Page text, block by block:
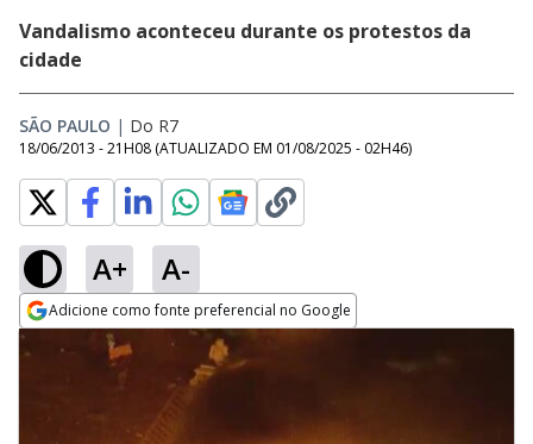
Vandalismo aconteceu durante os protestos da
cidade
SÃO PAULO | Do R7
18/06/2013 - 21H08 (ATUALIZADO EM 01/08/2025 - 02H46)
A+ A-
Adicione como fonte preferencial no Google
Opens in new window